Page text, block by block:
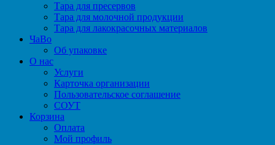
Тара для пресервов
Тара для молочной продукции
Тара для лакокрасочных материалов
ЧаВо
Об упаковке
О нас
Услуги
Карточка организации
Пользовательское соглашение
СОУТ
Корзина
Оплата
Мой профиль